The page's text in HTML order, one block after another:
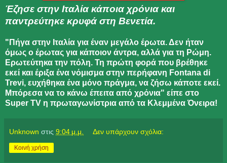
Έζησε στην Ιταλία κάποια χρόνια και
παντρεύτηκε κρυφά στη Βενετία.
"Πήγα στην Ιταλία για έναν μεγάλο έρωτα. Δεν ήταν
όμως ο έρωτας για κάποιον άντρα, αλλά για τη Ρώμη.
Ερωτεύτηκα την πόλη. Τη πρώτη φορά που βρέθηκε
εκεί και έριξα ένα νόμισμα στην περήφανη Fontana di
Trevi, ευχήθηκα ένα μόνο πράγμα, να ζήσω κάποτε εκεί.
Μπόρεσα να το κάνω έπειτα από χρόνια" είπε στο
Super TV η πρωταγωνίστρια από τα Κλεμμένα Όνειρα!
Unknown στις 9:04 μ.μ. Δεν υπάρχουν σχόλια:
Κοινή χρήση